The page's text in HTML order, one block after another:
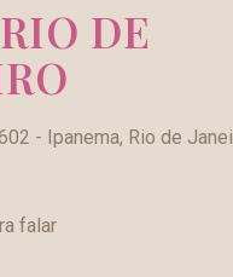
DE
- Ipanema, Rio de
falar